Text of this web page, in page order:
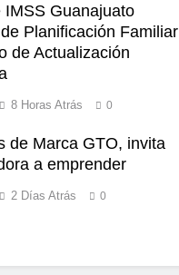
IMSS Guanajuato
Planificación Familiar
de Actualización
8 Horas Atrás 0
de Marca GTO, invita
a emprender
2 Días Atrás 0